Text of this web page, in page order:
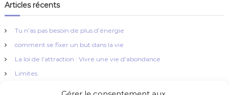
v
i
g
a
Articles récents
Tu n’as pas besoin de plus d’énergie
comment se fixer un but dans la vie
La loi de l’attraction : Vivre une vie d’abondance
Limites